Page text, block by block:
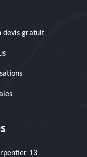
devis gratuit
13